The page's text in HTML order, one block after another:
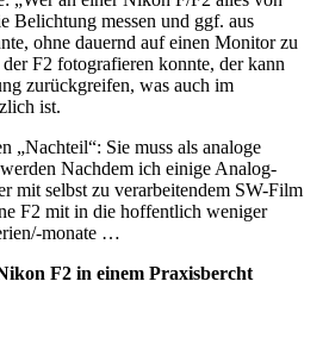
Belichtung messen und ggf. aus
ohne dauernd auf einen Monitor zu
F2 fotografieren konnte, der kann
zurückgreifen, was auch im
ist.
„Nachteil“: Sie muss als analoge
Nachdem ich einige Analog-
mit selbst zu verarbeitendem SW-Film
F2 mit in die hoffentlich weniger
monate …
F2 in einem Praxisbercht